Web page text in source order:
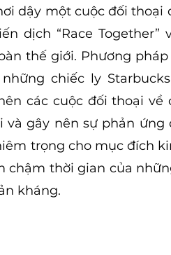
dậy một cuộc đối thoại
dịch “Race Together”
thế giới. Phương
chiếc ly
các cuộc đối thoại về
gây nên sự phản ứng
trọng cho mục đích
chậm thời gian của
kháng.